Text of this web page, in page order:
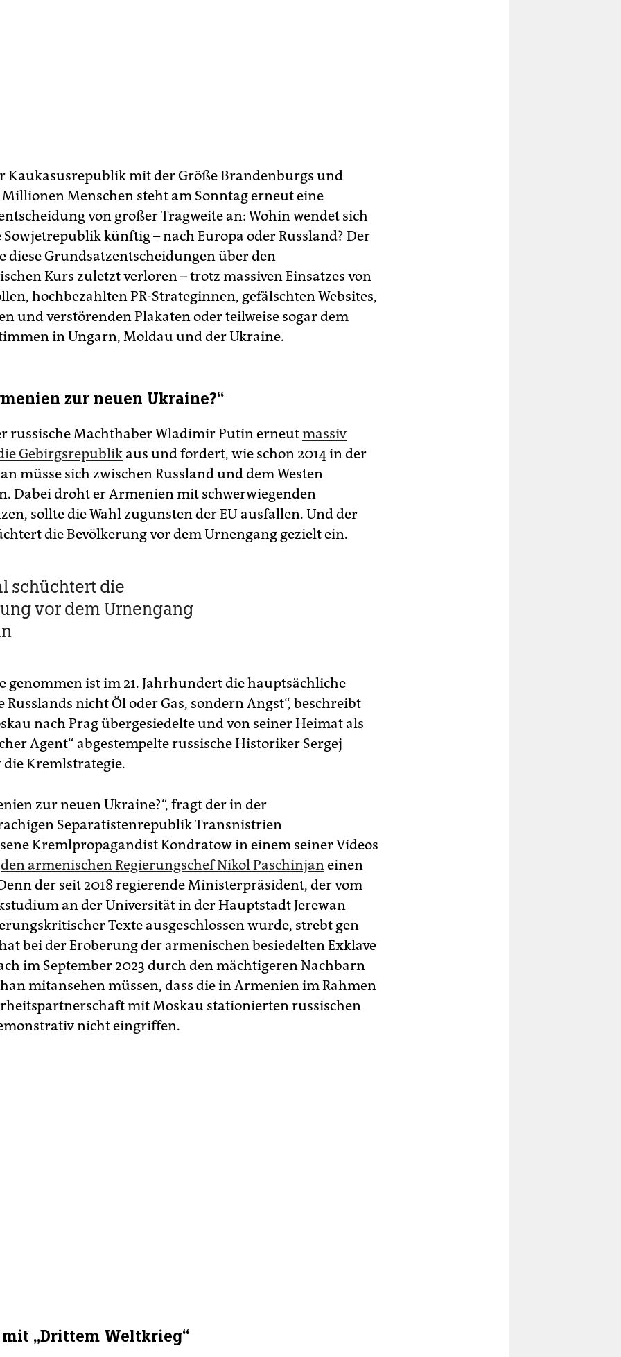
Kaukasusrepublik mit der Größe Brandenburgs und
Menschen steht am Sonntag erneut eine
von großer Tragweite an: Wohin wendet sich
künftig – nach Europa oder Russland? Der
diese Grundsatzentscheidungen über den
Kurs zuletzt verloren – trotz massiven Einsatzes von
hochbezahlten PR-Strateginnen, gefälschten Websites,
und verstörenden Plakaten oder teilweise sogar dem
in Ungarn, Moldau und der Ukraine.
zur neuen Ukraine?“
russische Machthaber Wladimir Putin erneutmassiv
Gebirgsrepublikaus und fordert, wie schon 2014 in der
müsse sich zwischen Russland und dem Westen
Dabei droht er Armenien mit schwerwiegenden
sollte die Wahl zugunsten der EU ausfallen. Und der
die Bevölkerung vor dem Urnengang gezielt ein.
schüchtert die
vor dem Urnengang
genommen ist im 21. Jahrhundert die hauptsächliche
Russlands nicht Öl oder Gas, sondern Angst“, beschreibt
nach Prag übergesiedelte und von seiner Heimat als
Agent“ abgestempelte russische Historiker Sergej
die Kremlstrategie.
zur neuen Ukraine?“, fragt der in der
Separatistenrepublik Transnistrien
Kremlpropagandist Kondratow in einem seiner Videos
den armenischen Regierungschef Nikol Paschinjaneinen
Denn der seit 2018 regierende Ministerpräsident, der vom
an der Universität in der Hauptstadt Jerewan
Texte ausgeschlossen wurde, strebt gen
bei der Eroberung der armenischen besiedelten Exklave
im September 2023 durch den mächtigeren Nachbarn
mitansehen müssen, dass die in Armenien im Rahmen
mit Moskau stationierten russischen
nicht eingriffen.
„Drittem Weltkrieg“